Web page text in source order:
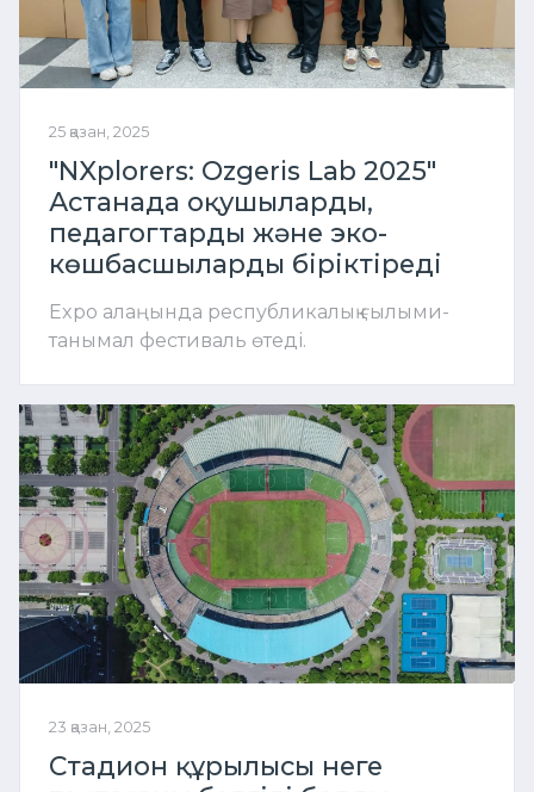
25 қазан, 2025
"NXplorers: Ozgeris Lab 2025"
Астанада оқушыларды,
педагогтарды және эко-
көшбасшыларды біріктіреді
Expo алаңында республикалық ғылыми-
танымал фестиваль өтеді.
23 қазан, 2025
Стадион құрылысы неге